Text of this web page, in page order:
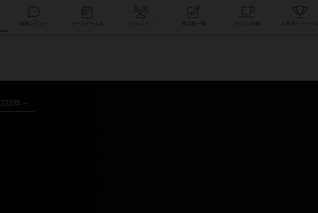
ース コミュニティ
年～